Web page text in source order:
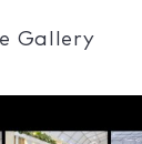
Gallery